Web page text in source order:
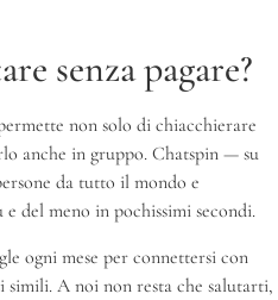
senza pagare?
non solo di chiacchierare
anche in gruppo. Chatspin — su
da tutto il mondo e
del meno in pochissimi secondi.
ogni mese per connettersi con
A noi non resta che salutarti,